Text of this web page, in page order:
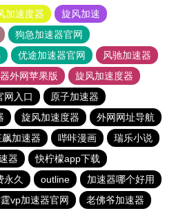
加速度器
旋风加速
狗急加速器官网
优途加速器官网
风驰加速器
外网苹果版
旋风加速度器
网入口
原子加速器
旋风加速度器
外网网址导航
飙加速器 哔咔漫画
瑞乐小说
器
快柠檬app下载
永久 outline
加速器哪个好用
vp加速器官网
老佛爷加速器